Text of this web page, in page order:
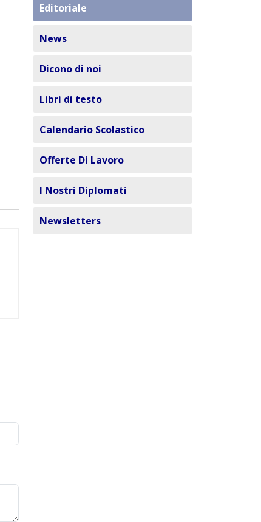
Editoriale
News
Dicono di noi
Libri di testo
Calendario Scolastico
Offerte Di Lavoro
I Nostri Diplomati
Newsletters